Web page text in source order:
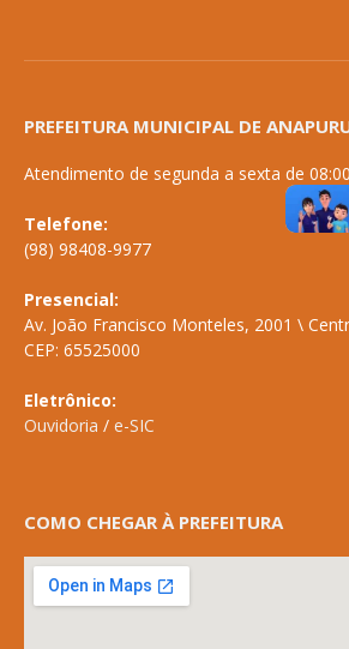
PREFEITURA MUNICIPAL DE
Atendimento de segunda a sexta de
Telefone:
(98) 98408-9977
Presencial:
Av. João Francisco Monteles, 2001 \
CEP: 65525000
Eletrônico:
Ouvidoria / e-SIC
COMO CHEGAR À PREFEITURA